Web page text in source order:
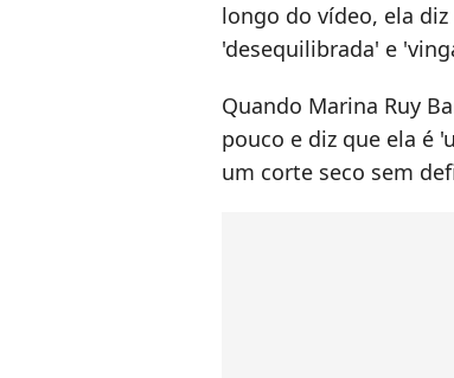
longo do vídeo, ela
'desequilibrada' e
Quando Marina Ruy
pouco e diz que ela é
um corte seco sem